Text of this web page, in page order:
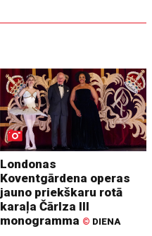
Londonas
Koventgārdena operas
jauno priekškaru rotā
karaļa Čārlza III
monogramma © DIENA